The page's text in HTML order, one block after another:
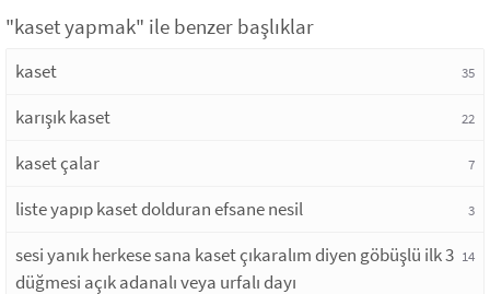
"kaset yapmak" ile benzer başlıklar
kaset 35
karışık kaset 22
kaset çalar 7
liste yapıp kaset dolduran efsane nesil 3
sesi yanık herkese sana kaset çıkaralım diyen göbüşlü ilk 3
düğmesi açık adanalı veya urfalı dayı
14